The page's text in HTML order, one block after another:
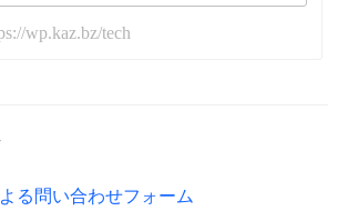
wp.kaz.bz/tech
る問い合わせフォーム